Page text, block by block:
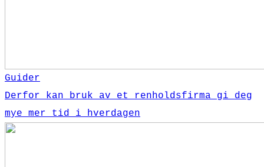
Guider
Derfor kan bruk av et renholdsfirma gi deg
mye mer tid i hverdagen